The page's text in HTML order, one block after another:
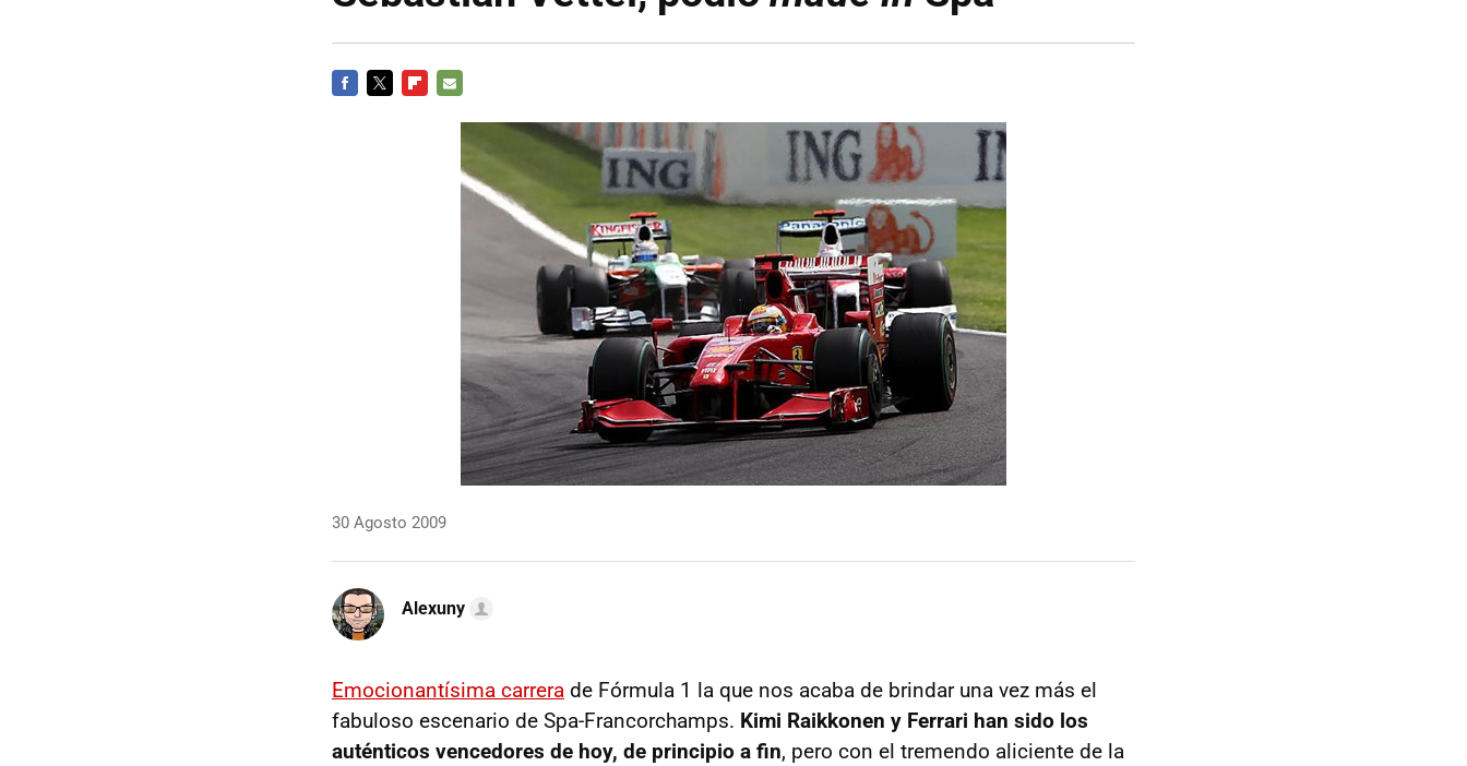
30 Agosto 2009
Alexuny
Emocionantísima carrera de Fórmula 1 la que nos acaba de brindar una vez más el
fabuloso escenario de Spa-Francorchamps. Kimi Raikkonen y Ferrari han sido los
auténticos vencedores de hoy, de principio a fin, pero con el tremendo aliciente de la